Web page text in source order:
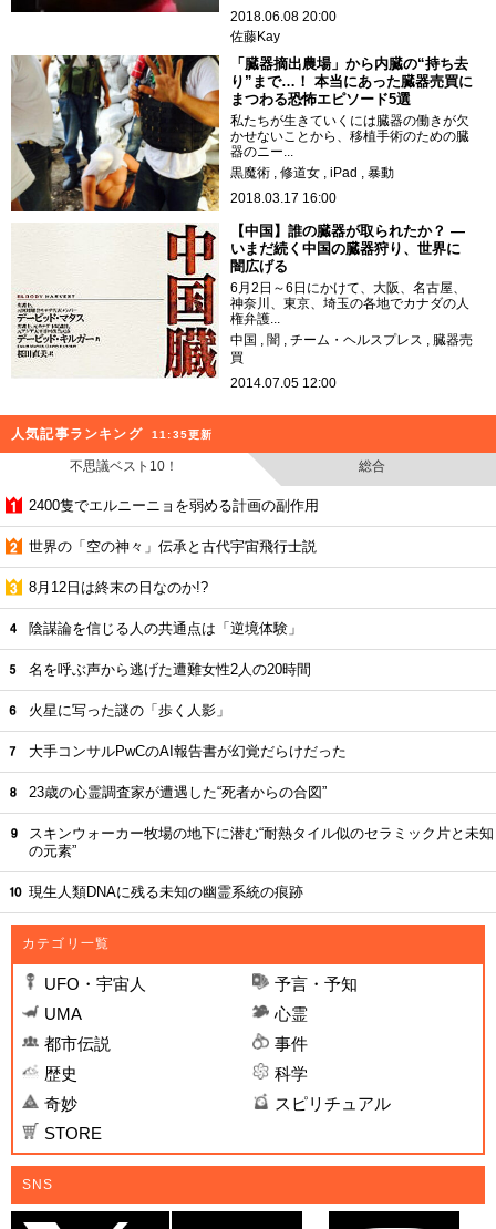
2018.06.08 20:00
佐藤Kay
「臓器摘出農場」から内臓の“持ち去
り”まで…！ 本当にあった臓器売買に
まつわる恐怖エピソード5選
私たちが生きていくには臓器の働きが欠
かせないことから、移植手術のための臓
器のニー...
黒魔術
修道女 iPad
暴動
2018.03.17 16:00
【中国】誰の臓器が取られたか？ ―
いまだ続く中国の臓器狩り、世界に
闇広げる
6月2日～6日にかけて、大阪、名古屋、
神奈川、東京、埼玉の各地でカナダの人
権弁護...
中国
闇 チーム・ヘルスプレス
臓器売
買
2014.07.05 12:00
人気記事ランキング 11:35更新
不思議ベスト10！ 総合
2400隻でエルニーニョを弱める計画の副作用
世界の「空の神々」伝承と古代宇宙飛行士説
8月12日は終末の日なのか!?
陰謀論を信じる人の共通点は「逆境体験」
名を呼ぶ声から逃げた遭難女性2人の20時間
火星に写った謎の「歩く人影」
大手コンサルPwCのAI報告書が幻覚だらけだった
23歳の心霊調査家が遭遇した“死者からの合図”
スキンウォーカー牧場の地下に潜む“耐熱タイル似のセラミック片と未知
の元素”
現生人類DNAに残る未知の幽霊系統の痕跡
カテゴリ一覧
UFO・宇宙人
予言・予知
UMA
心霊
都市伝説
事件
歴史
科学
奇妙
スピリチュアル
STORE
SNS